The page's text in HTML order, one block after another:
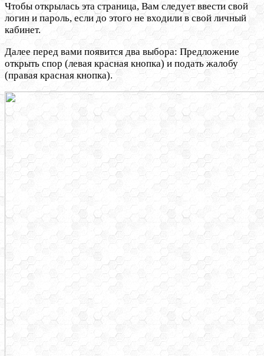
Чтобы открылась эта страница, Вам следует ввести свой
логин и пароль, если до этого не входили в свой личный
кабинет.
Далее перед вами появится два выбора: Предложение
открыть спор (левая красная кнопка) и подать жалобу
(правая красная кнопка).